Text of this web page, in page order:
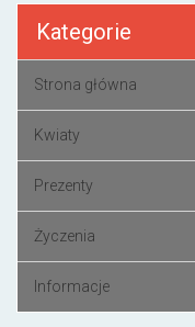
Kategorie
Strona główna
Kwiaty
Prezenty
Życzenia
Informacje